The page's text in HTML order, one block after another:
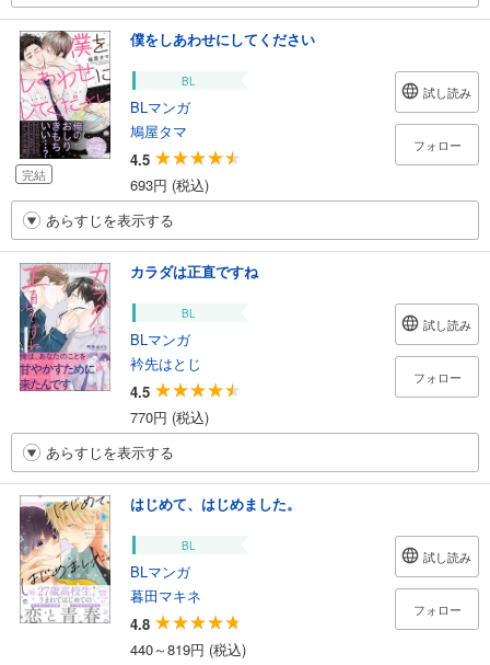
完結
僕をしあわせにしてください
BL
BLマンガ
鳩屋タマ
4.5
693円 (税込)
試し読み
フォロー
あらすじを表示する
カラダは正直ですね
BL
BLマンガ
衿先はとじ
4.5
770円 (税込)
試し読み
フォロー
あらすじを表示する
はじめて、はじめました。
BL
BLマンガ
暮田マキネ
4.8
440～819円 (税込)
試し読み
フォロー